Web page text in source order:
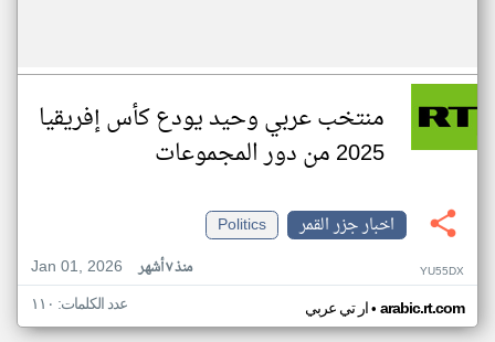
منتخب عربي وحيد يودع كأس إفريقيا
2025 من دور المجموعات
اخبار جزر القمر
Politics
Jan 01, 2026
منذ ٧ أشهر YU55DX
ار تي عربي• arabic.rt.com عدد الكلمات: ١١٠